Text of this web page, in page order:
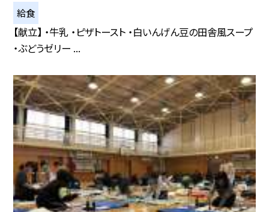
給食
【献立】 ・牛乳 ・ピザトースト ・白いんげん豆の田舎風スープ
・ぶどうゼリー ...